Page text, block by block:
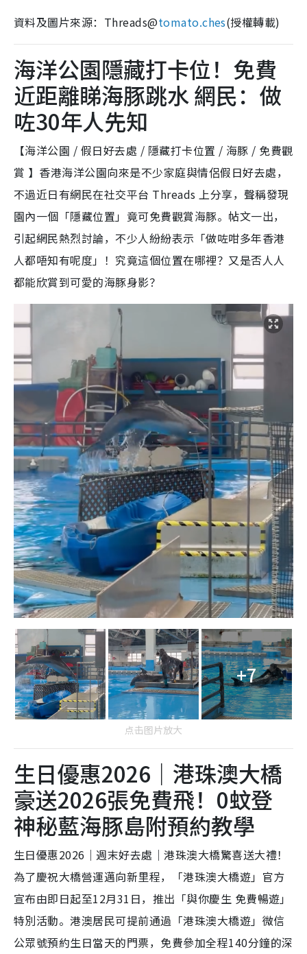
資料及圖片來源：Threads@tomato.ches(授權轉載)
海洋公園隱藏打卡位！免費
近距離睇海豚跳水 網民：做
咗30年人先知
【海洋公園 / 假日好去處 / 隱藏打卡位置 / 海豚 / 免費觀
賞 】香港海洋公園向來是不少家庭與情侶假日好去處，
不過近日有網民在社交平台 Threads 上分享，聲稱發現
園內一個「隱藏位置」竟可免費觀賞海豚。帖文一出，
引起網民熱烈討論，不少人紛紛表示「做咗咁多年香港
人都唔知有呢度」！究竟這個位置在哪裡？又是否人人
都能欣賞到可愛的海豚身影？
+7
点击图片放大
生日優惠2026｜港珠澳大橋
豪送2026張免費飛！0蚊登
神秘藍海豚島附預約教學
生日優惠2026｜週末好去處｜港珠澳大橋驚喜送大禮！
為了慶祝大橋營運邁向新里程，「港珠澳大橋遊」官方
宣布由即日起至12月31日，推出「與你慶生 免費暢遊」
特別活動。港澳居民可提前通過「港珠澳大橋遊」微信
公眾號預約生日當天的門票，免費參加全程140分鐘的深